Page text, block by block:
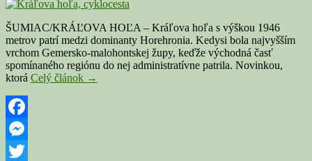
ŠUMIAC/KRÁĽOVA HOĽA – Kráľova hoľa s výškou 1946
metrov patrí medzi dominanty Horehronia. Kedysi bola najvyšším
vrchom Gemersko-malohontskej župy, keďže východná časť
spomínaného regiónu do nej administratívne patrila. Novinkou,
ktorá Celý článok Na
→
Facebook
Messenger